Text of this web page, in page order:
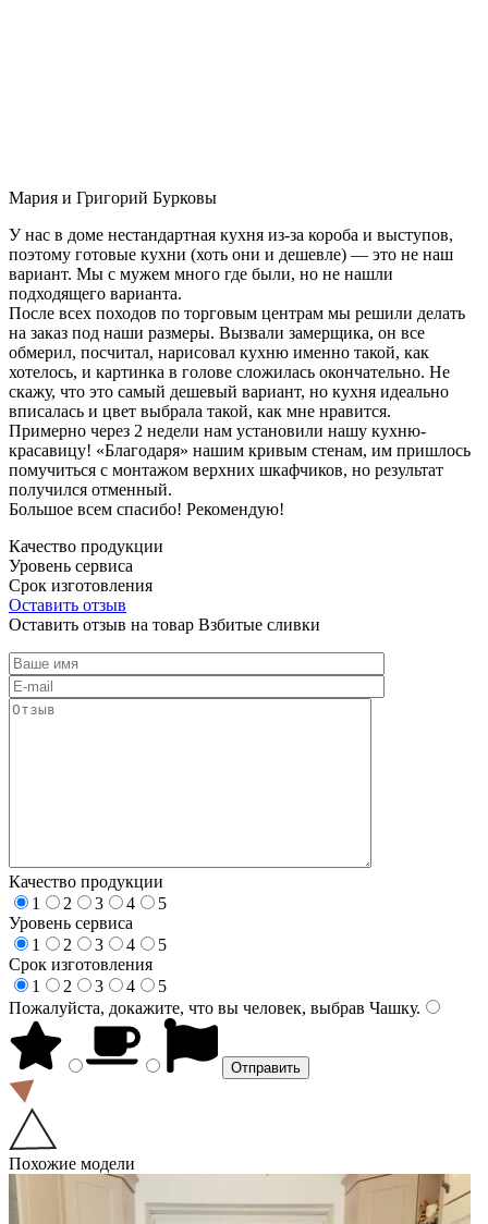
Мария и Григорий Бурковы
У нас в доме нестандартная кухня из-за короба и выступов,
поэтому готовые кухни (хоть они и дешевле) — это не наш
вариант. Мы с мужем много где были, но не нашли
подходящего варианта.
После всех походов по торговым центрам мы решили делать
на заказ под наши размеры. Вызвали замерщика, он все
обмерил, посчитал, нарисовал кухню именно такой, как
хотелось, и картинка в голове сложилась окончательно. Не
скажу, что это самый дешевый вариант, но кухня идеально
вписалась и цвет выбрала такой, как мне нравится.
Примерно через 2 недели нам установили нашу кухню-
красавицу! «Благодаря» нашим кривым стенам, им пришлось
помучиться с монтажом верхних шкафчиков, но результат
получился отменный.
Большое всем спасибо! Рекомендую!
Качество продукции
Уровень сервиса
Срок изготовления
Оставить отзыв
Оставить отзыв на товар Взбитые сливки
Качество продукции
1
2 3 4
5
Уровень сервиса
1
2 3 4
5
Срок изготовления
1
2 3 4
5
Пожалуйста, докажите, что вы человек, выбрав Чашку.
Похожие модели